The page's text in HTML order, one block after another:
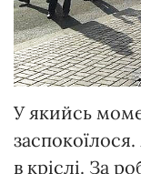
У якийсь
в кріслі. За